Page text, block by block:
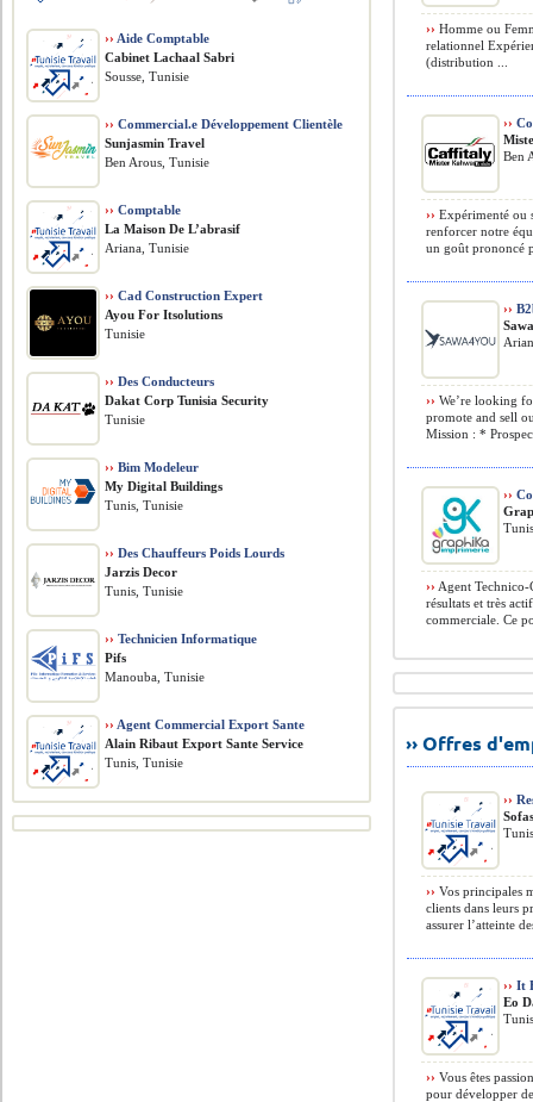
›› Homme ou
relationnel
(distribution ...
››
Ben
›› Expérimenté ou
renforcer notre
un goût prononcé
››
›› We’re looking
promote and sell
Mission : *
››
›› Agent
résultats et très
commerciale. Ce
›› Offres
››
›› Vos principales
clients dans leurs
assurer l’atteinte
›› It
Eo
›› Vous êtes
pour développer
›› Aide Comptable
Cabinet Lachaal Sabri
Sousse, Tunisie
›› Commercial.e Développement Clientèle
Sunjasmin Travel
Ben Arous, Tunisie
›› Comptable
La Maison De L’abrasif
Ariana, Tunisie
›› Cad Construction Expert
Ayou For Itsolutions
Tunisie
›› Des Conducteurs
Dakat Corp Tunisia Security
Tunisie
›› Bim Modeleur
My Digital Buildings
Tunis, Tunisie
›› Des Chauffeurs Poids Lourds
Jarzis Decor
Tunis, Tunisie
›› Technicien Informatique
Pifs
Manouba, Tunisie
›› Agent Commercial Export Sante
Alain Ribaut Export Sante Service
Tunis, Tunisie